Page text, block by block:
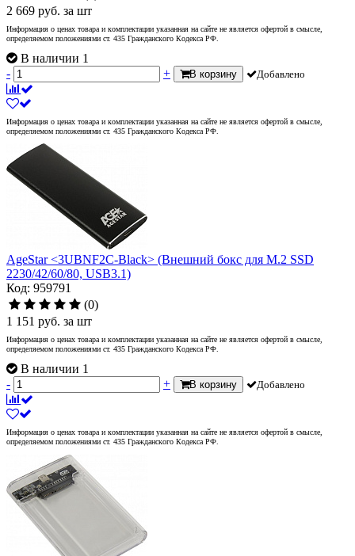
2 669 руб. за шт
Информация о ценах товара и комплектации указанная на сайте не является офертой в смысле,
определяемом положениями ст. 435 Гражданского Кодекса РФ.
В наличии 1
-
+ В корзину Добавлено
Информация о ценах товара и комплектации указанная на сайте не является офертой в смысле,
определяемом положениями ст. 435 Гражданского Кодекса РФ.
AgeStar <3UBNF2C-Black> (Внешний бокс для M.2 SSD
2230/42/60/80, USB3.1)
Код: 959791
(0)
1 151 руб. за шт
Информация о ценах товара и комплектации указанная на сайте не является офертой в смысле,
определяемом положениями ст. 435 Гражданского Кодекса РФ.
В наличии 1
-
+ В корзину Добавлено
Информация о ценах товара и комплектации указанная на сайте не является офертой в смысле,
определяемом положениями ст. 435 Гражданского Кодекса РФ.